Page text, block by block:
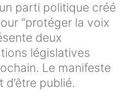
parti politique créé
“protéger la voix
deux
législatives
Le manifeste
publié.